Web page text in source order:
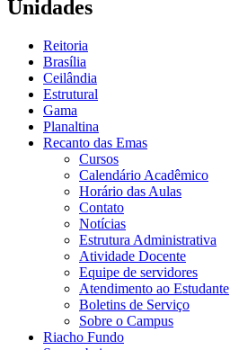
Unidades
Reitoria
Brasília
Ceilândia
Estrutural
Gama
Planaltina
Recanto das Emas
Cursos
Calendário Acadêmico
Horário das Aulas
Contato
Notícias
Estrutura Administrativa
Atividade Docente
Equipe de servidores
Atendimento ao Estudante
Boletins de Serviço
Sobre o Campus
Riacho Fundo